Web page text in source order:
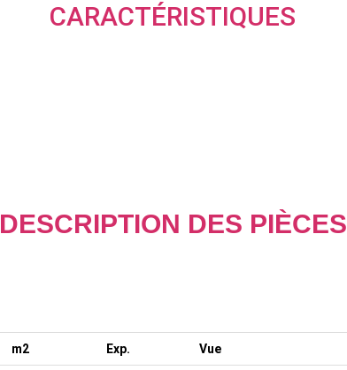
CARACTÉRISTIQUES
DESCRIPTION DES PIÈCES
m2 Exp. Vue